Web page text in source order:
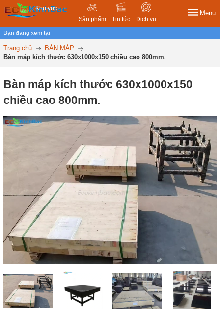
Khu vực
Sản phẩm
Tin tức Dịch vụ
Menu
Bạn đang xem tại
Trang chủ
BÀN MÁP
Bàn máp kích thước 630x1000x150 chiều cao 800mm.
Bàn máp kích thước 630x1000x150
chiều cao 800mm.